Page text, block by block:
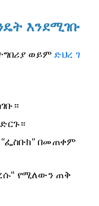
እንደሚገቡ
ወይምድህረ ገ
በመጠቀም
የሚለውን ጠቅ